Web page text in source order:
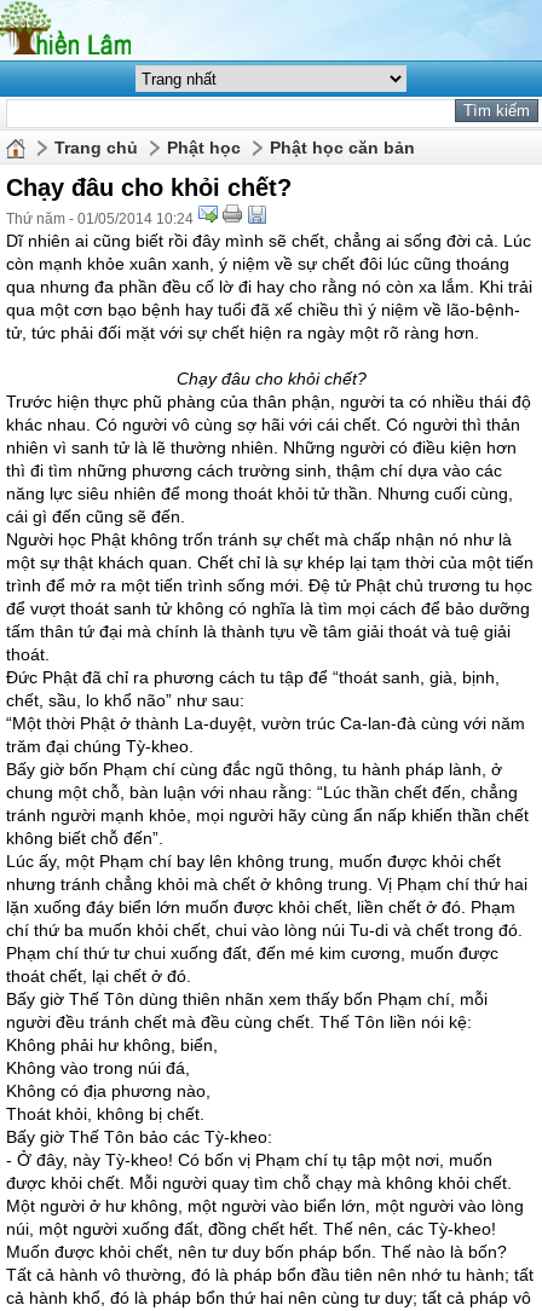
Trang chủ Phật học Phật học căn bản
Chạy đâu cho khỏi chết?
Thứ năm - 01/05/2014 10:24
Dĩ nhiên ai cũng biết rồi đây mình sẽ chết, chẳng ai sống đời cả. Lúc
còn mạnh khỏe xuân xanh, ý niệm về sự chết đôi lúc cũng thoáng
qua nhưng đa phần đều cố lờ đi hay cho rằng nó còn xa lắm. Khi trải
qua một cơn bạo bệnh hay tuổi đã xế chiều thì ý niệm về lão-bệnh-
tử, tức phải đối mặt với sự chết hiện ra ngày một rõ ràng hơn.
Chạy đâu cho khỏi chết?
Trước hiện thực phũ phàng của thân phận, người ta có nhiều thái độ
khác nhau. Có người vô cùng sợ hãi với cái chết. Có người thì thản
nhiên vì sanh tử là lẽ thường nhiên. Những người có điều kiện hơn
thì đi tìm những phương cách trường sinh, thậm chí dựa vào các
năng lực siêu nhiên để mong thoát khỏi tử thần. Nhưng cuối cùng,
cái gì đến cũng sẽ đến.
Người học Phật không trốn tránh sự chết mà chấp nhận nó như là
một sự thật khách quan. Chết chỉ là sự khép lại tạm thời của một tiến
trình để mở ra một tiến trình sống mới. Đệ tử Phật chủ trương tu học
để vượt thoát sanh tử không có nghĩa là tìm mọi cách để bảo dưỡng
tấm thân tứ đại mà chính là thành tựu về tâm giải thoát và tuệ giải
thoát.
Đức Phật đã chỉ ra phương cách tu tập để “thoát sanh, già, bịnh,
chết, sầu, lo khổ não” như sau:
“Một thời Phật ở thành La-duyệt, vườn trúc Ca-lan-đà cùng với năm
trăm đại chúng Tỳ-kheo.
Bấy giờ bốn Phạm chí cùng đắc ngũ thông, tu hành pháp lành, ở
chung một chỗ, bàn luận với nhau rằng: “Lúc thần chết đến, chẳng
tránh người mạnh khỏe, mọi người hãy cùng ẩn nấp khiến thần chết
không biết chỗ đến”.
Lúc ấy, một Phạm chí bay lên không trung, muốn được khỏi chết
nhưng tránh chẳng khỏi mà chết ở không trung. Vị Phạm chí thứ hai
lặn xuống đáy biển lớn muốn được khỏi chết, liền chết ở đó. Phạm
chí thứ ba muốn khỏi chết, chui vào lòng núi Tu-di và chết trong đó.
Phạm chí thứ tư chui xuống đất, đến mé kim cương, muốn được
thoát chết, lại chết ở đó.
Bấy giờ Thế Tôn dùng thiên nhãn xem thấy bốn Phạm chí, mỗi
người đều tránh chết mà đều cùng chết. Thế Tôn liền nói kệ:
Không phải hư không, biển,
Không vào trong núi đá,
Không có địa phương nào,
Thoát khỏi, không bị chết.
Bấy giờ Thế Tôn bảo các Tỳ-kheo:
- Ở đây, này Tỳ-kheo! Có bốn vị Phạm chí tụ tập một nơi, muốn
được khỏi chết. Mỗi người quay tìm chỗ chạy mà không khỏi chết.
Một người ở hư không, một người vào biển lớn, một người vào lòng
núi, một người xuống đất, đồng chết hết. Thế nên, các Tỳ-kheo!
Muốn được khỏi chết, nên tư duy bốn pháp bổn. Thế nào là bốn?
Tất cả hành vô thường, đó là pháp bổn đầu tiên nên nhớ tu hành; tất
cả hành khổ, đó là pháp bổn thứ hai nên cùng tư duy; tất cả pháp vô